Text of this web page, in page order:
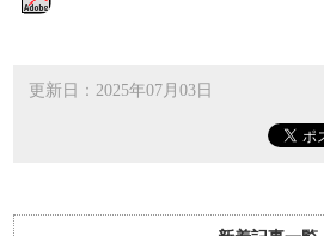
更新日：2025年07月03日